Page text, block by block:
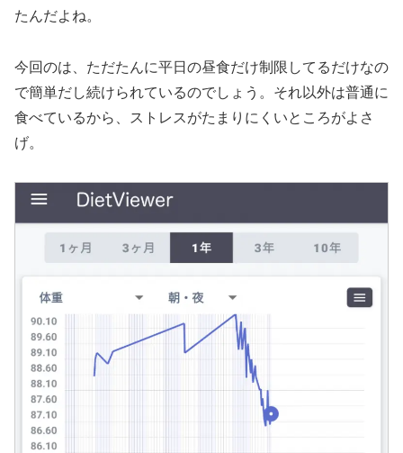
たんだよね。
今回のは、ただたんに平日の昼食だけ制限してるだけなの
で簡単だし続けられているのでしょう。それ以外は普通に
食べているから、ストレスがたまりにくいところがよさ
げ。